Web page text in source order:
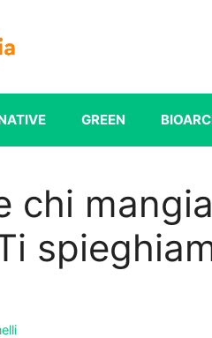
GREEN
chi